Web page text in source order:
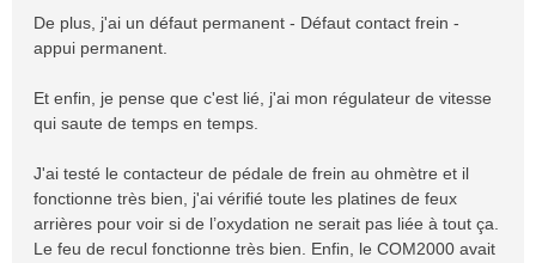
De plus, j'ai un défaut permanent - Défaut contact frein -
appui permanent.
Et enfin, je pense que c'est lié, j'ai mon régulateur de vitesse
qui saute de temps en temps.
J'ai testé le contacteur de pédale de frein au ohmètre et il
fonctionne très bien, j'ai vérifié toute les platines de feux
arrières pour voir si de l’oxydation ne serait pas liée à tout ça.
Le feu de recul fonctionne très bien. Enfin, le COM2000 avait